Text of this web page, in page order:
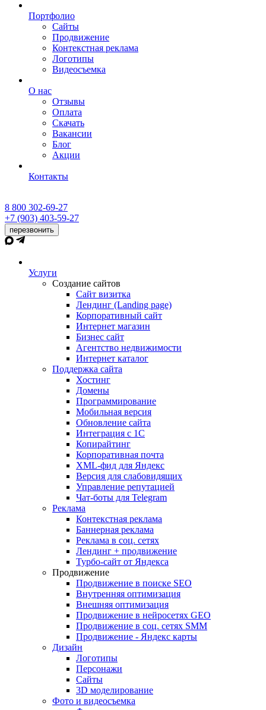
Портфолио
Сайты
Продвижение
Контекстная реклама
Логотипы
Видеосъемка
О нас
Отзывы
Оплата
Скачать
Вакансии
Блог
Акции
Контакты
8 800 302-69-27
+7 (903) 403-59-27
перезвонить
Услуги
Создание сайтов
Сайт визитка
Лендинг (Landing page)
Корпоративный сайт
Интернет магазин
Бизнес сайт
Агентство недвижимости
Интернет каталог
Поддержка сайта
Хостинг
Домены
Программирование
Мобильная версия
Обновление сайта
Интеграция с 1С
Копирайтинг
Корпоративная почта
XML-фид для Яндекс
Версия для слабовидящих
Управление репутацией
Чат-боты для Telegram
Реклама
Контекстная реклама
Баннерная реклама
Реклама в соц. сетях
Лендинг + продвижение
Турбо-сайт от Яндекса
Продвижение
Продвижение в поиске SEO
Внутренняя оптимизация
Внешняя оптимизация
Продвижение в нейросетях GEO
Продвижение в соц. сетях SMM
Продвижение - Яндекс карты
Дизайн
Логотипы
Персонажи
Сайты
3D моделирование
Фото и видеосъемка